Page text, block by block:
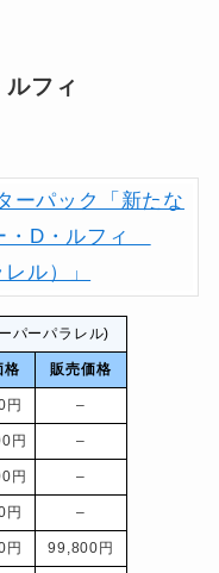
ルフィ
パーパラレル)
格 販売価格
円 –
円 –
円 –
円 –
円 99,800円